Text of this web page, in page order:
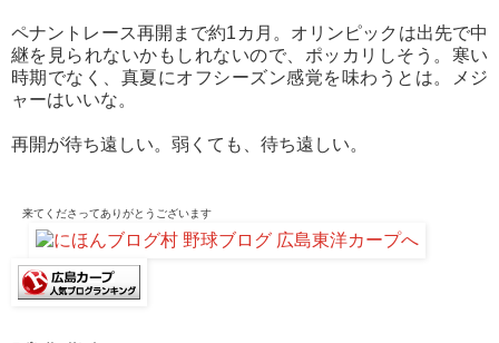
ペナントレース再開まで約1カ月。オリンピックは出先で中
継を見られないかもしれないので、ポッカリしそう。寒い
時期でなく、真夏にオフシーズン感覚を味わうとは。メジ
ャーはいいな。
再開が待ち遠しい。弱くても、待ち遠しい。
来てくださってありがとうございます